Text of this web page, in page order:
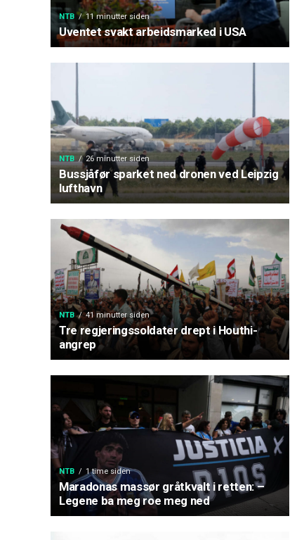
NTB 11 minutter siden
Uventet svakt arbeidsmarked i USA
NTB 26 minutter siden
Bussjåfør sparket ned dronen ved Leipzig
lufthavn
NTB 41 minutter siden
Tre regjeringssoldater drept i Houthi-
angrep
NTB 1 time siden
Maradonas massør gråtkvalt i retten: –
Legene ba meg roe meg ned